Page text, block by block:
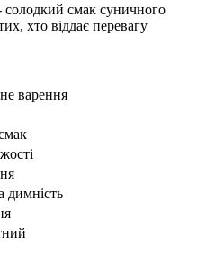
смак суничного
хто віддає перевагу
варення
димність